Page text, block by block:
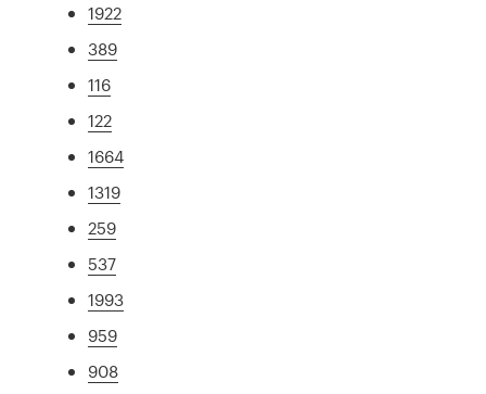
1922
389
116
122
1664
1319
259
537
1993
959
908